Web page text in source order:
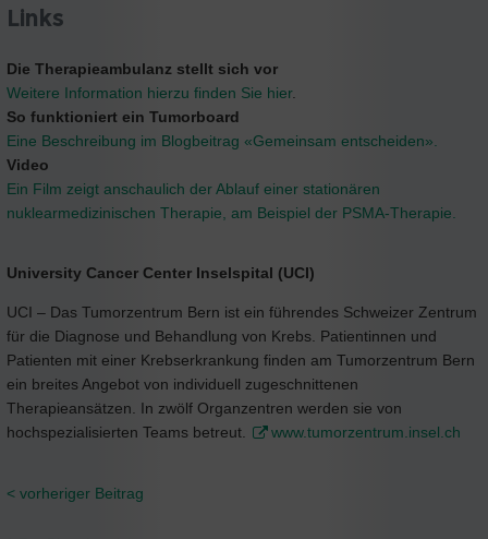
Links
Die Therapieambulanz stellt sich vor
Weitere Information hierzu finden Sie hier.
So funktioniert ein Tumorboard
Eine Beschreibung im Blogbeitrag «Gemeinsam entscheiden».
Video
Ein Film zeigt anschaulich der Ablauf einer stationären
nuklearmedizinischen Therapie, am Beispiel der PSMA-Therapie.
University Cancer Center Inselspital (UCI)
UCI – Das Tumorzentrum Bern ist ein führendes Schweizer Zentrum
für die Diagnose und Behandlung von Krebs. Patientinnen und
Patienten mit einer Krebserkrankung finden am Tumorzentrum Bern
ein breites Angebot von individuell zugeschnittenen
Therapieansätzen. In zwölf Organzentren werden sie von
hochspezialisierten Teams betreut.
www.tumorzentrum.insel.ch
< vorheriger Beitrag